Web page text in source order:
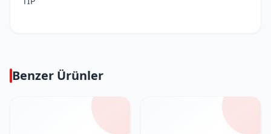
Benzer Ürünler